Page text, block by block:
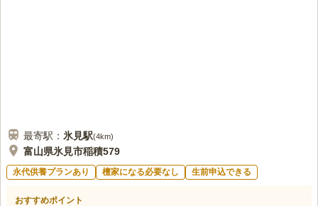
最寄駅： 氷見駅(4km)
富山県氷見市稲積579
永代供養プランあり 檀家になる必要なし 生前申込できる
おすすめポイント